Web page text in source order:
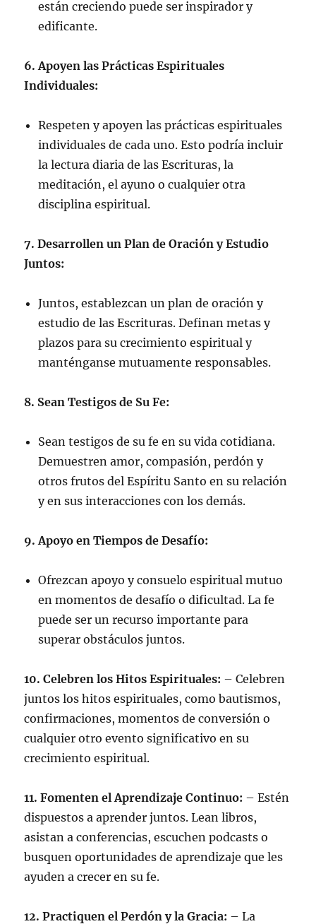
están creciendo puede ser inspirador y
edificante.
6. Apoyen las Prácticas Espirituales
Individuales:
Respeten y apoyen las prácticas espirituales
individuales de cada uno. Esto podría incluir
la lectura diaria de las Escrituras, la
meditación, el ayuno o cualquier otra
disciplina espiritual.
7. Desarrollen un Plan de Oración y Estudio
Juntos:
Juntos, establezcan un plan de oración y
estudio de las Escrituras. Definan metas y
plazos para su crecimiento espiritual y
manténganse mutuamente responsables.
8. Sean Testigos de Su Fe:
Sean testigos de su fe en su vida cotidiana.
Demuestren amor, compasión, perdón y
otros frutos del Espíritu Santo en su relación
y en sus interacciones con los demás.
9. Apoyo en Tiempos de Desafío:
Ofrezcan apoyo y consuelo espiritual mutuo
en momentos de desafío o dificultad. La fe
puede ser un recurso importante para
superar obstáculos juntos.
10. Celebren los Hitos Espirituales: – Celebren
juntos los hitos espirituales, como bautismos,
confirmaciones, momentos de conversión o
cualquier otro evento significativo en su
crecimiento espiritual.
11. Fomenten el Aprendizaje Continuo: – Estén
dispuestos a aprender juntos. Lean libros,
asistan a conferencias, escuchen podcasts o
busquen oportunidades de aprendizaje que les
ayuden a crecer en su fe.
12. Practiquen el Perdón y la Gracia: – La